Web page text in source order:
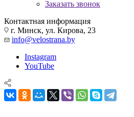
Заказать звонок
Контактная информация
г. Минск, ул. Кирова, 23
info@velostrana.by
Instagram
YouTube